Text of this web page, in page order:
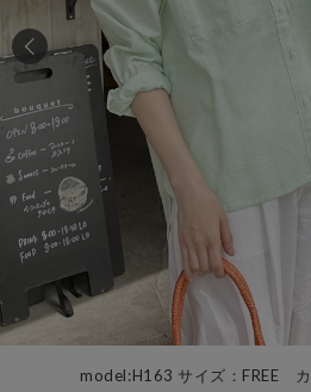
model:H163 サイズ：FREE カ